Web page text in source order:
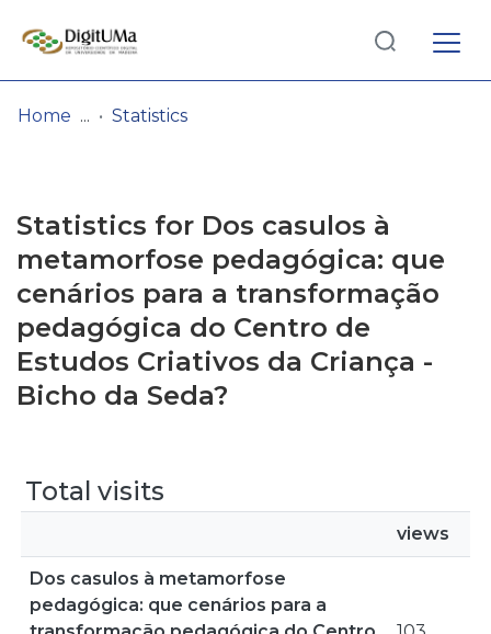
Browse repository
Entities
Log
In(current)
Home Statistics
Statistics for Dos casulos à
metamorfose pedagógica: que
cenários para a transformação
pedagógica do Centro de
Estudos Criativos da Criança -
Bicho da Seda?
Total visits
views
Dos casulos à metamorfose
pedagógica: que cenários para a